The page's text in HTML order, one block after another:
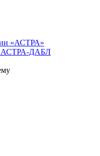
«АСТРА»
АСТРА-ДАБЛ